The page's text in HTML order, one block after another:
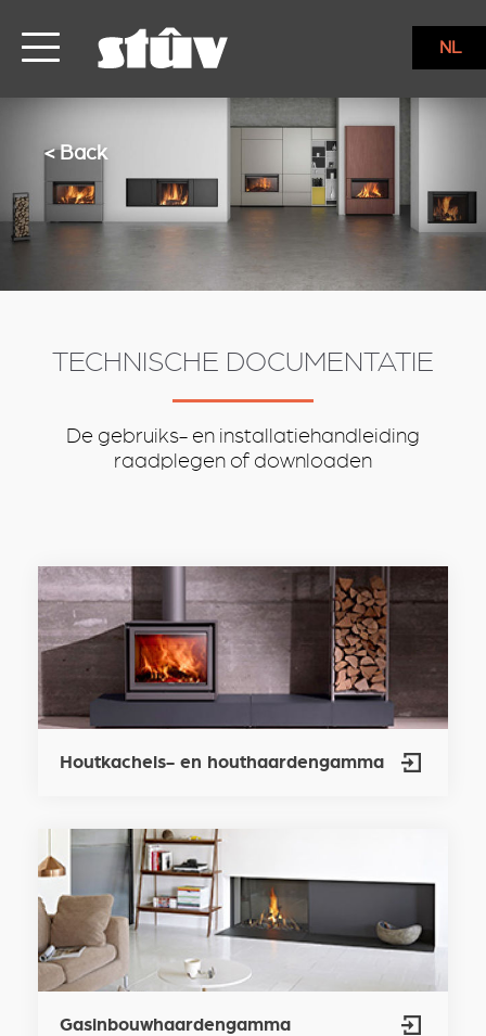
NL
< Back
TECHNISCHE DOCUMENTATIE
De gebruiks- en installatiehandleiding
raadplegen of downloaden
Houtkachels- en houthaardengamma
Gasinbouwhaardengamma